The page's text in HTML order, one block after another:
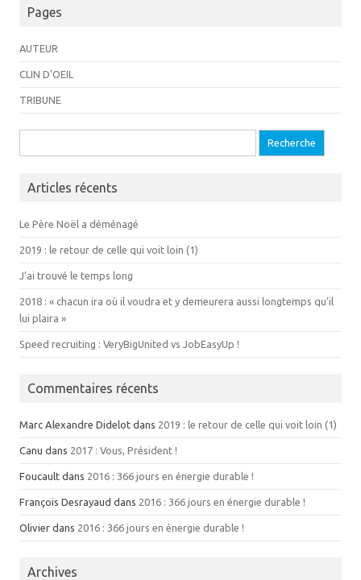
Pages
AUTEUR
CLIN D’OEIL
TRIBUNE
Articles récents
Le Père Noël a déménagé
2019 : le retour de celle qui voit loin (1)
J’ai trouvé le temps long
2018 : « chacun ira où il voudra et y demeurera aussi longtemps qu’il
lui plaira »
Speed recruiting : VeryBigUnited vs JobEasyUp !
Commentaires récents
Marc Alexandre Didelot dans 2019 : le retour de celle qui voit loin (1)
Canu dans 2017 : Vous, Président !
Foucault dans 2016 : 366 jours en énergie durable !
François Desrayaud dans 2016 : 366 jours en énergie durable !
Olivier dans 2016 : 366 jours en énergie durable !
Archives